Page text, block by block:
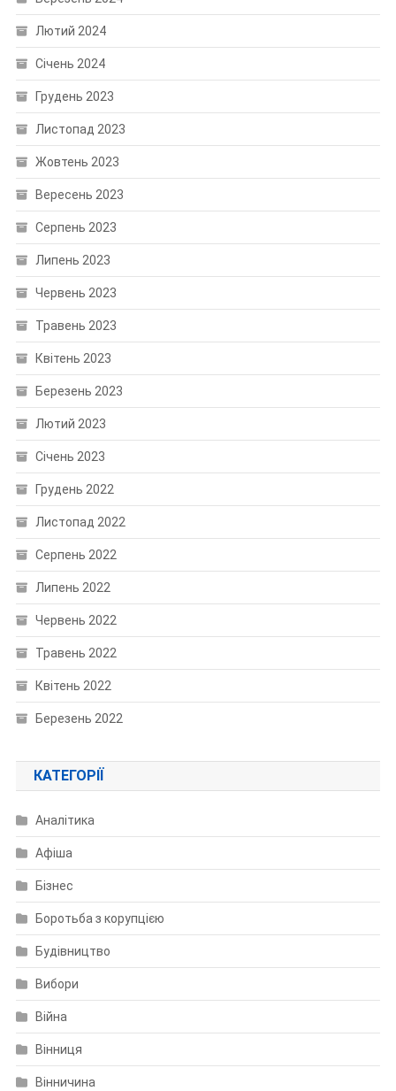
Лютий 2024
Січень 2024
Грудень 2023
Листопад 2023
Жовтень 2023
Вересень 2023
Серпень 2023
Липень 2023
Червень 2023
Травень 2023
Квітень 2023
Березень 2023
Лютий 2023
Січень 2023
Грудень 2022
Листопад 2022
Серпень 2022
Липень 2022
Червень 2022
Травень 2022
Квітень 2022
Березень 2022
КАТЕГОРІЇ
Аналітика
Афіша
Бізнес
Боротьба з корупцією
Будівництво
Вибори
Війна
Вінниця
Вінничина